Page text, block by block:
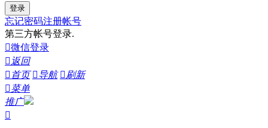
登录
忘记密码注册帐号
第三方帐号登录.
微信登录
 返回
 首页 导航 刷新
菜单
推广
